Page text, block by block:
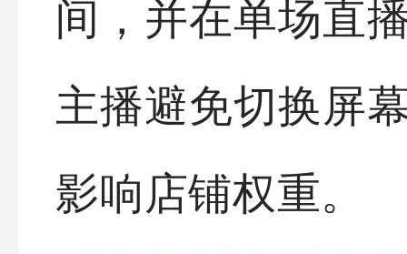
间，并在单场直
主播避免切换屏
影响店铺权重。